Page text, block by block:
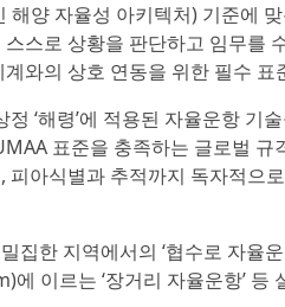
양 자율성 아키텍처) 기준에
스로 상황을 판단하고 임무를
와의 상호 연동을 위한 필수 표
‘해령’에 적용된 자율운항 기
표준을 충족하는 글로벌
피아식별과 추적까지 독자적으
한 지역에서의 ‘협수로 자율
이르는 ‘장거리 자율운항’